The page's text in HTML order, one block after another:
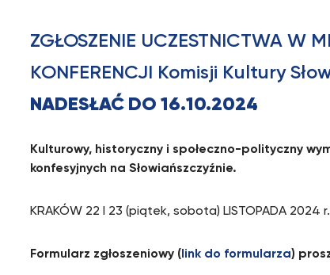
ZGŁOSZENIE UCZESTNICTWA W
KONFERENCJI Komisji Kultury
NADESŁAĆ DO 16.10.2024
Kulturowy, historyczny i społeczno-polityczny
konfesyjnych na Słowiańszczyźnie.
KRAKÓW 22 I 23 (piątek, sobota) LISTOPADA 2024 r.
Formularz zgłoszeniowy ( link do formularza)